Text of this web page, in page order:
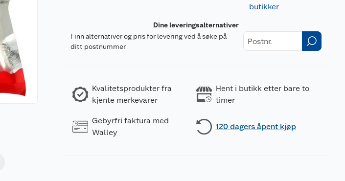
butikker
Dine leveringsalternativer
Finn alternativer og pris for levering ved å søke på
ditt postnummer
Kvalitetsprodukter fra
kjente merkevarer
Hent i butikk etter bare to
timer
Gebyrfri faktura med
Walley
120 dagers åpent kjøp